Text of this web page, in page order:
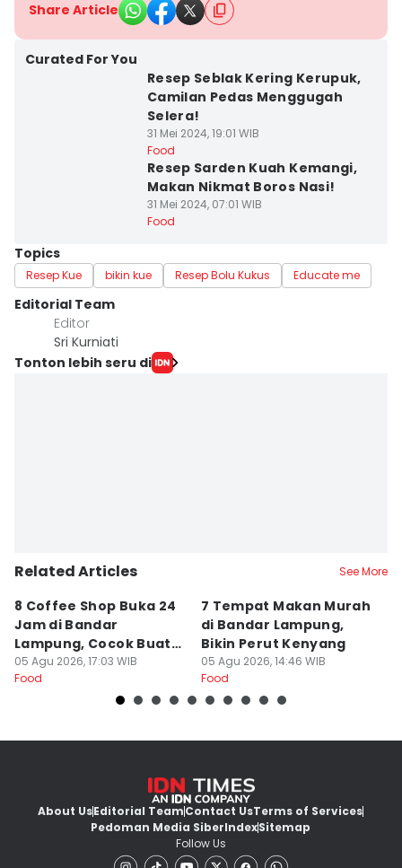
Share Article
Curated For You
Resep Seblak Kering Kerupuk,
Camilan Pedas Menggugah
Selera!
31 Mei 2024, 19:01 WIB
Food
Resep Sarden Kuah Kemangi,
Makan Nikmat Boros Nasi!
31 Mei 2024, 07:01 WIB
Food
Topics
Resep Kue bikin kue Resep Bolu Kukus Educate me
Editorial Team
Editor
Sri Kurniati
Tonton lebih seru di
Related Articles See More
8 Coffee Shop Buka 24
Jam di Bandar
Lampung, Cocok Buat
Begadang
05 Agu 2026, 17:03 WIB
Food
7 Tempat Makan Murah
di Bandar Lampung,
Bikin Perut Kenyang
05 Agu 2026, 14:46 WIB
Food
About UsEditorial TeamContact UsTerms of Services
Pedoman Media SiberIndexSitemap
Follow Us